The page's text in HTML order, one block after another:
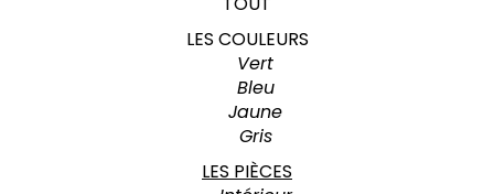
LES COULEURS
Vert
Bleu
Jaune
Gris
LES PIÈCES